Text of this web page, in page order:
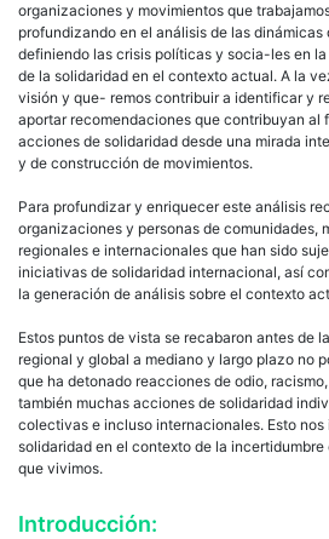
organizaciones y movimientos que
profundizando en el análisis de las dinámicas
definiendo las crisis políticas y socia-les en
de la solidaridad en el contexto actual. A la
visión y que- remos contribuir a identificar y
aportar recomendaciones que contribuyan al
acciones de solidaridad desde una mirada
y de construcción de movimientos.
Para profundizar y enriquecer este análisis
organizaciones y personas de comunidades,
regionales e internacionales que han sido
iniciativas de solidaridad internacional, así
la generación de análisis sobre el contexto
Estos puntos de vista se recabaron antes de
regional y global a mediano y largo plazo no
que ha detonado reacciones de odio,
también muchas acciones de solidaridad
colectivas e incluso internacionales. Esto nos
solidaridad en el contexto de la
que vivimos.
Introducción: